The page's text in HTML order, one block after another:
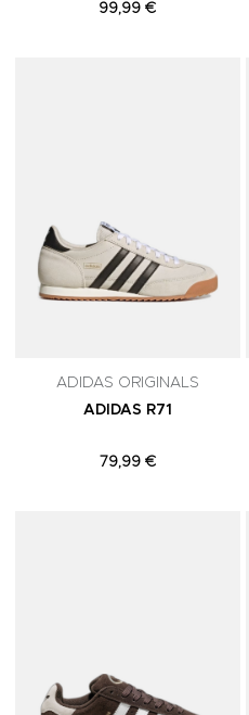
99,99 €
ADIDAS ORIGINALS
ADIDAS R71
79,99 €